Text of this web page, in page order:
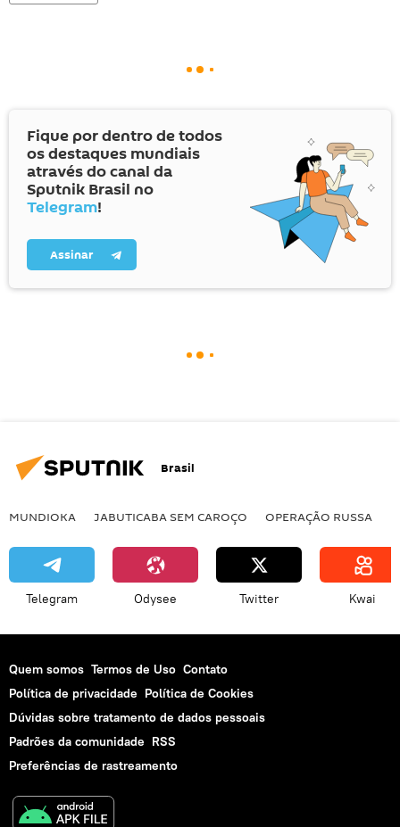
Fique por dentro de todos
os destaques mundiais
através do canal da
Sputnik Brasil no
Telegram!
Assinar
Brasil
MUNDIOKA JABUTICABA SEM CAROÇO OPERAÇÃO RUSSA
Telegram Odysee Twitter Kwai
Quem somos Termos de Uso Contato
Política de privacidade Política de Cookies
Dúvidas sobre tratamento de dados pessoais
Padrões da comunidade RSS
Preferências de rastreamento